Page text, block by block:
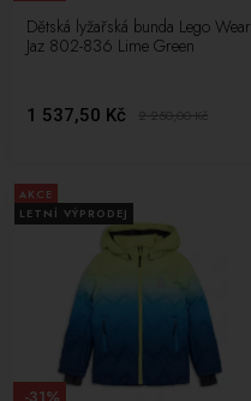
Dětská lyžařská bunda Lego Wear
Jaz 802-836 Lime Green
1 537,50 Kč 2 250,00Kč
AKCE
LETNÍ VÝPRODEJ